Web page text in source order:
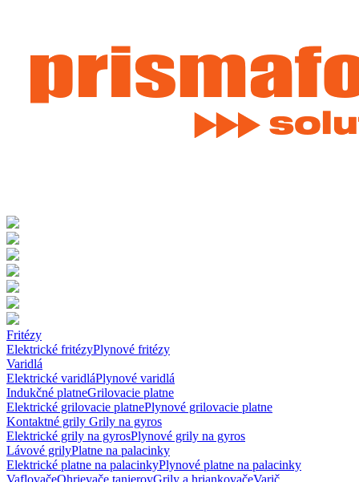
Fritézy
Elektrické fritézyPlynové fritézy
Varidlá
Elektrické varidláPlynové varidlá
Indukčné platneGrilovacie platne
Elektrické grilovacie platnePlynové grilovacie platne
Kontaktné grily Grily na gyros
Elektrické grily na gyrosPlynové grily na gyros
Lávové grilyPlatne na palacinky
Elektrické platne na palacinkyPlynové platne na palacinky
VaflovačeOhrievače tanierovGrily a hriankovačeVarič